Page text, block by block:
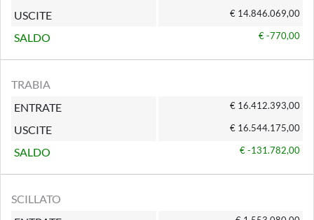
USCITE € 14.846.069,00
SALDO € -770,00
TRABIA
ENTRATE
€ 16.412.393,00
USCITE € 16.544.175,00
SALDO € -131.782,00
SCILLATO